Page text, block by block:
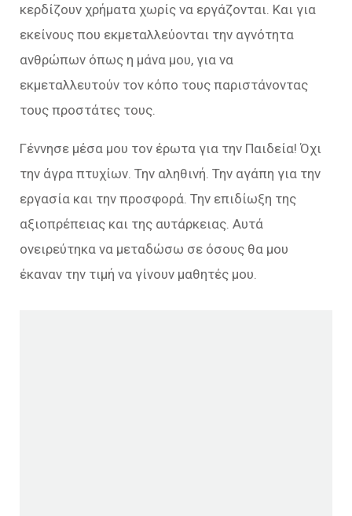
κερδίζουν χρήματα χωρίς να εργάζονται. Και για
εκείνους που εκμεταλλεύονται την αγνότητα
ανθρώπων όπως η μάνα μου, για να
εκμεταλλευτούν τον κόπο τους παριστάνοντας
τους προστάτες τους.
Γέννησε μέσα μου τον έρωτα για την Παιδεία! Όχι
την άγρα πτυχίων. Την αληθινή. Την αγάπη για την
εργασία και την προσφορά. Την επιδίωξη της
αξιοπρέπειας και της αυτάρκειας. Αυτά
ονειρεύτηκα να μεταδώσω σε όσους θα μου
έκαναν την τιμή να γίνουν μαθητές μου.